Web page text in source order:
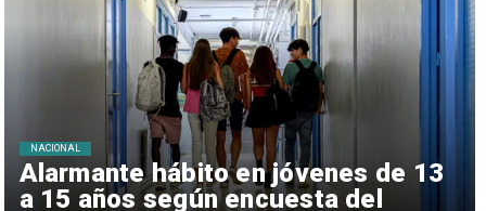
Alarmante hábito en jóvenes de 13
a 15 años según encuesta del
NACIONAL